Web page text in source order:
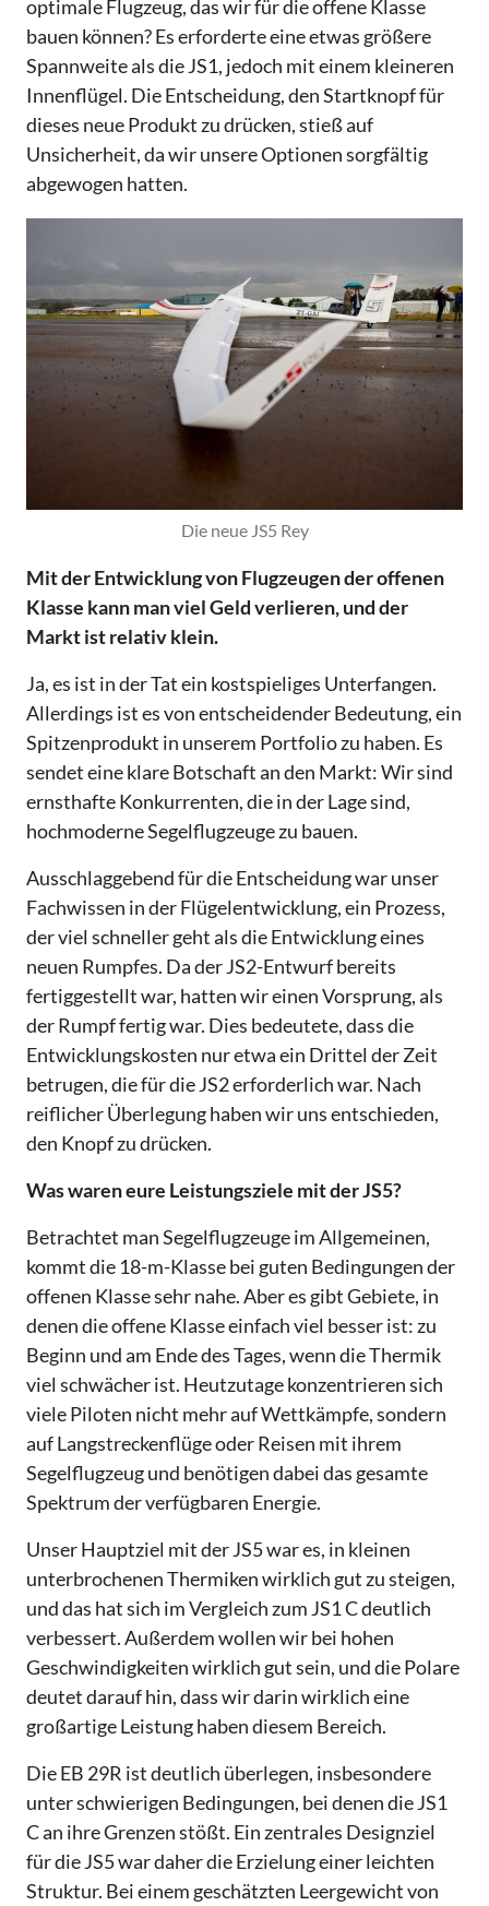
optimale Flugzeug, das wir für die offene Klasse
bauen können? Es erforderte eine etwas größere
Spannweite als die JS1, jedoch mit einem kleineren
Innenflügel. Die Entscheidung, den Startknopf für
dieses neue Produkt zu drücken, stieß auf
Unsicherheit, da wir unsere Optionen sorgfältig
abgewogen hatten.
Die neue JS5 Rey
Mit der Entwicklung von Flugzeugen der offenen
Klasse kann man viel Geld verlieren, und der
Markt ist relativ klein.
Ja, es ist in der Tat ein kostspieliges Unterfangen.
Allerdings ist es von entscheidender Bedeutung, ein
Spitzenprodukt in unserem Portfolio zu haben. Es
sendet eine klare Botschaft an den Markt: Wir sind
ernsthafte Konkurrenten, die in der Lage sind,
hochmoderne Segelflugzeuge zu bauen.
Ausschlaggebend für die Entscheidung war unser
Fachwissen in der Flügelentwicklung, ein Prozess,
der viel schneller geht als die Entwicklung eines
neuen Rumpfes. Da der JS2-Entwurf bereits
fertiggestellt war, hatten wir einen Vorsprung, als
der Rumpf fertig war. Dies bedeutete, dass die
Entwicklungskosten nur etwa ein Drittel der Zeit
betrugen, die für die JS2 erforderlich war. Nach
reiflicher Überlegung haben wir uns entschieden,
den Knopf zu drücken.
Was waren eure Leistungsziele mit der JS5?
Betrachtet man Segelflugzeuge im Allgemeinen,
kommt die 18-m-Klasse bei guten Bedingungen der
offenen Klasse sehr nahe. Aber es gibt Gebiete, in
denen die offene Klasse einfach viel besser ist: zu
Beginn und am Ende des Tages, wenn die Thermik
viel schwächer ist. Heutzutage konzentrieren sich
viele Piloten nicht mehr auf Wettkämpfe, sondern
auf Langstreckenflüge oder Reisen mit ihrem
Segelflugzeug und benötigen dabei das gesamte
Spektrum der verfügbaren Energie.
Unser Hauptziel mit der JS5 war es, in kleinen
unterbrochenen Thermiken wirklich gut zu steigen,
und das hat sich im Vergleich zum JS1 C deutlich
verbessert. Außerdem wollen wir bei hohen
Geschwindigkeiten wirklich gut sein, und die Polare
deutet darauf hin, dass wir darin wirklich eine
großartige Leistung haben diesem Bereich.
Die EB 29R ist deutlich überlegen, insbesondere
unter schwierigen Bedingungen, bei denen die JS1
C an ihre Grenzen stößt. Ein zentrales Designziel
für die JS5 war daher die Erzielung einer leichten
Struktur. Bei einem geschätzten Leergewicht von